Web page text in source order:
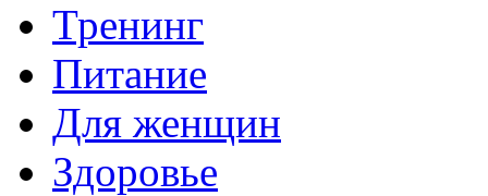
Тренинг
Питание
Для женщин
Здоровье